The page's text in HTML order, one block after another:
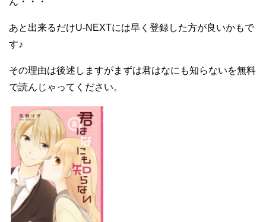
あと出来るだけU-NEXTには早く登録した方が良いかもで
す♪
その理由は後述しますがまずは君はなにも知らないを無料
で読んじゃってください。